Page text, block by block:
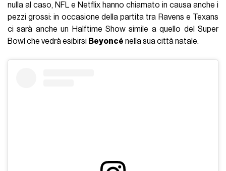
nulla al caso, NFL e Netflix hanno chiamato in causa anche i
pezzi grossi: in occasione della partita tra Ravens e Texans
ci sarà anche un Halftime Show simile a quello del Super
Bowl che vedrà esibirsi Beyoncé nella sua città natale.